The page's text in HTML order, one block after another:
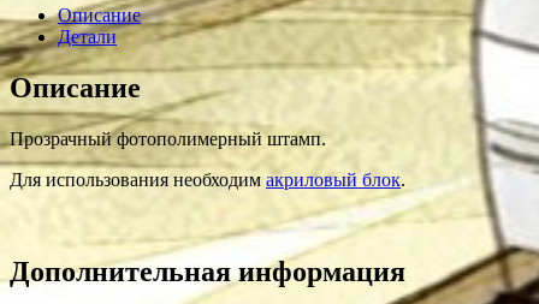
Описание
Детали
Описание
Прозрачный фотополимерный штамп.
Для использования необходим акриловый блок.
Дополнительная информация